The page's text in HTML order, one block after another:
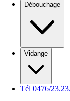
Débouchage
Vidange
Tél 0476/